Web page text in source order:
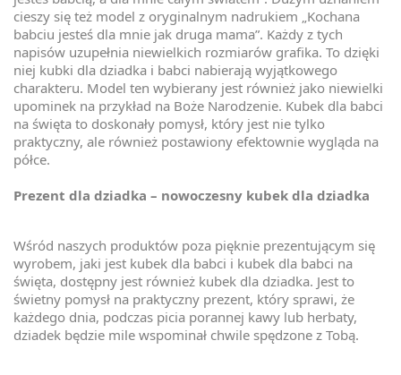
cieszy się też model z oryginalnym nadrukiem „Kochana
babciu jesteś dla mnie jak druga mama”. Każdy z tych
napisów uzupełnia niewielkich rozmiarów grafika. To dzięki
niej kubki dla dziadka i babci nabierają wyjątkowego
charakteru. Model ten wybierany jest również jako niewielki
upominek na przykład na Boże Narodzenie. Kubek dla babci
na święta to doskonały pomysł, który jest nie tylko
praktyczny, ale również postawiony efektownie wygląda na
półce.
Prezent dla dziadka – nowoczesny kubek dla dziadka
Wśród naszych produktów poza pięknie prezentującym się
wyrobem, jaki jest kubek dla babci i kubek dla babci na
święta, dostępny jest również kubek dla dziadka. Jest to
świetny pomysł na praktyczny prezent, który sprawi, że
każdego dnia, podczas picia porannej kawy lub herbaty,
dziadek będzie mile wspominał chwile spędzone z Tobą.